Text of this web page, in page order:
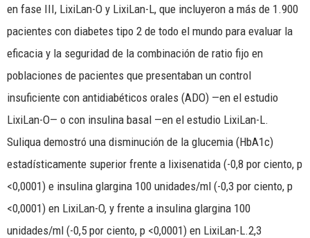
en fase III, LixiLan-O y LixiLan-L, que incluyeron a más de 1.900
pacientes con diabetes tipo 2 de todo el mundo para evaluar la
eficacia y la seguridad de la combinación de ratio fijo en
poblaciones de pacientes que presentaban un control
insuficiente con antidiabéticos orales (ADO) —en el estudio
LixiLan-O— o con insulina basal —en el estudio LixiLan-L.
Suliqua demostró una disminución de la glucemia (HbA1c)
estadísticamente superior frente a lixisenatida (-0,8 por ciento, p
<0,0001) e insulina glargina 100 unidades/ml (-0,3 por ciento, p
<0,0001) en LixiLan-O, y frente a insulina glargina 100
unidades/ml (-0,5 por ciento, p <0,0001) en LixiLan-L.2,3